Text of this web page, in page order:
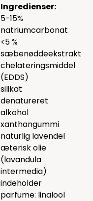
Ingredienser:
5-15%
natriumcarbonat
<5 %
sæbenøddeekstrakt
chelateringsmiddel
(EDDS)
silikat
denatureret
alkohol
xanthangummi
naturlig lavendel
æterisk olie
(lavandula
intermedia)
indeholder
parfume: linalool